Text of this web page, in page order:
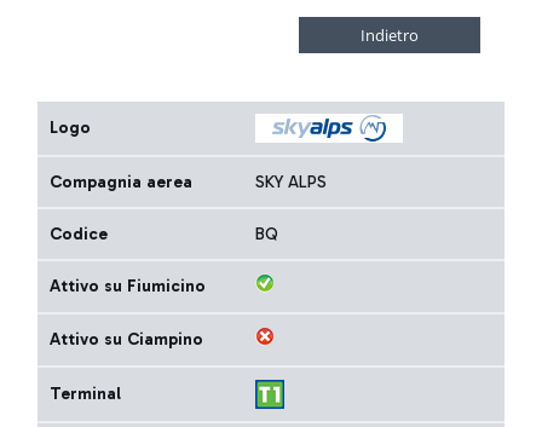
Logo
Compagnia aerea SKY ALPS
Codice BQ
Attivo su Fiumicino
Attivo su Ciampino
Terminal